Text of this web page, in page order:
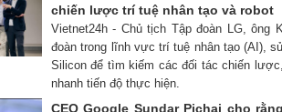
chiến lược trí tuệ nhân tạo và robot
Vietnet24h - Chủ tịch Tập đoàn LG, ông
đoàn trong lĩnh vực trí tuệ nhân tạo (AI),
Silicon để tìm kiếm các đối tác chiến
nhanh tiến độ thực hiện.
CEO Google Sundar Pichai cho